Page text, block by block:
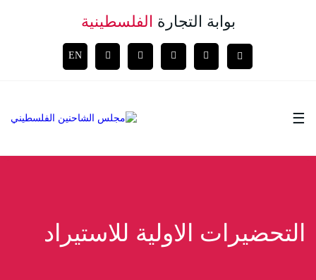
بوابة التجارة الفلسطينية
EN
☰
التحضيرات الاولية للاستيراد